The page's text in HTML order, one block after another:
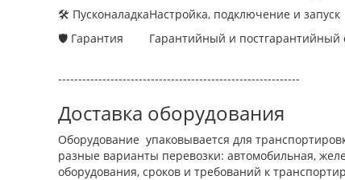
🛠 Пусконаладка
🛡 Гарантия
Настройка, подключение и запуск
Гарантийный и постгарантийный
------------------------------------------------------------
Доставка оборудования
Оборудование упаковывается для
разные варианты перевозки: автомобильная,
оборудования, сроков и требований к